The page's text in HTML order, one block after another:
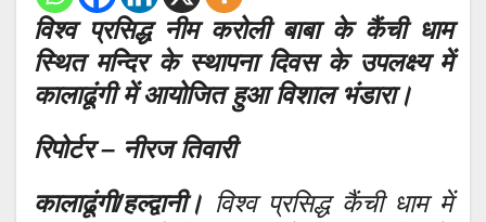
विश्व प्रसिद्ध नीम करोली बाबा के कैंची धाम
स्थित मन्दिर के स्थापना दिवस के उपलक्ष्य में
कालाढूंगी में आयोजित हुआ विशाल भंडारा।
रिपोर्टर – नीरज तिवारी
कालाढूंगी/हल्द्वानी। विश्व प्रसिद्ध कैंची धाम में